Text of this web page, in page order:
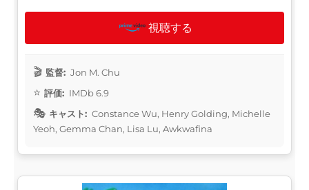
視聴する
監督: Jon M. Chu
評価: IMDb 6.9
キャスト: Constance Wu, Henry Golding, Michelle
Yeoh, Gemma Chan, Lisa Lu, Awkwafina